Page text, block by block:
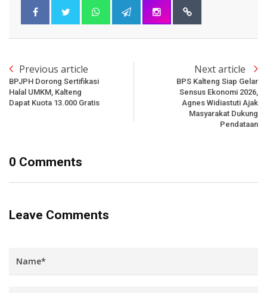
Previous article
BPJPH Dorong Sertifikasi
Halal UMKM, Kalteng
Dapat Kuota 13.000 Gratis
Next article
BPS Kalteng Siap Gelar
Sensus Ekonomi 2026,
Agnes Widiastuti Ajak
Masyarakat Dukung
Pendataan
0 Comments
Leave Comments